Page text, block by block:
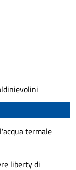
termale
liberty di